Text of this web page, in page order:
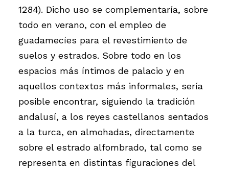
1284). Dicho uso se complementaría, sobre
todo en verano, con el empleo de
guadamecíes para el revestimiento de
suelos y estrados. Sobre todo en los
espacios más íntimos de palacio y en
aquellos contextos más informales, sería
posible encontrar, siguiendo la tradición
andalusí, a los reyes castellanos sentados
a la turca, en almohadas, directamente
sobre el estrado alfombrado, tal como se
representa en distintas figuraciones del